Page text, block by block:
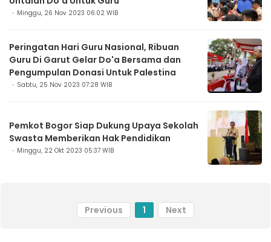
Minggu, 26 Nov 2023 06:02 WIB
Peringatan Hari Guru Nasional, Ribuan
Guru Di Garut Gelar Do'a Bersama dan
Pengumpulan Donasi Untuk Palestina
Sabtu, 25 Nov 2023 07:28 WIB
Pemkot Bogor Siap Dukung Upaya Sekolah
Swasta Memberikan Hak Pendidikan
Minggu, 22 Okt 2023 05:37 WIB
Previous 1 Next